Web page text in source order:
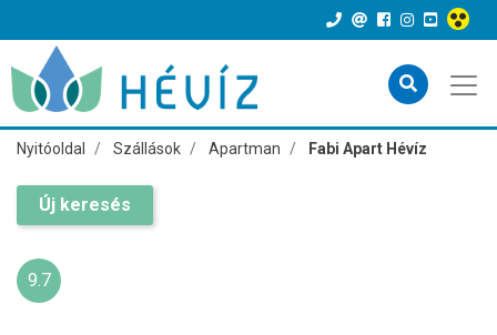
Nyitóoldal Szállások Apartman Fabi Apart Hévíz
Új keresés
9.7